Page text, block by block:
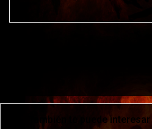
También te puede interesar